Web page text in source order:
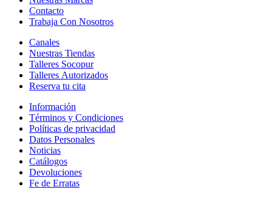
Contacto
Trabaja Con Nosotros
Canales
Nuestras Tiendas
Talleres Socopur
Talleres Autorizados
Reserva tu cita
Información
Términos y Condiciones
Políticas de privacidad
Datos Personales
Noticias
Catálogos
Devoluciones
Fe de Erratas